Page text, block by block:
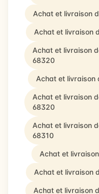
Achat et livraison
Achat et livraison
Achat et livraison
68320
Achat et livraison
Achat et livraison
68320
Achat et livraison
68310
Achat et
Achat et livraison
Achat et livraison